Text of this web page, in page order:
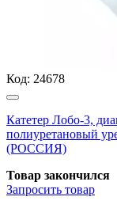
Код: 24678
Катетер Лобо-3,
полиуретановый
(РОССИЯ)
Товар закончился
Запросить товар